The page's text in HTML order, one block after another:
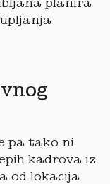
planira
pa tako ni
kadrova iz
od lokacija